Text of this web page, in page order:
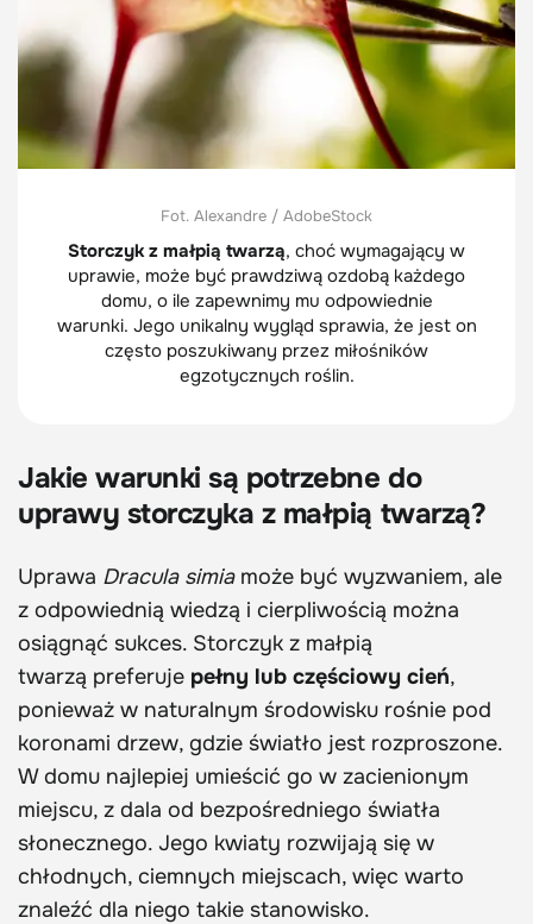
Fot. Alexandre / AdobeStock
Storczyk z małpią twarzą, choć wymagający w
uprawie, może być prawdziwą ozdobą każdego
domu, o ile zapewnimy mu odpowiednie
warunki. Jego unikalny wygląd sprawia, że jest on
często poszukiwany przez miłośników
egzotycznych roślin.
Jakie warunki są potrzebne do
uprawy storczyka z małpią twarzą?
Uprawa Dracula simiamoże być wyzwaniem, ale
z odpowiednią wiedzą i cierpliwością można
osiągnąć sukces. Storczyk z małpią
twarzą preferuje pełny lub częściowy cień,
ponieważ w naturalnym środowisku rośnie pod
koronami drzew, gdzie światło jest rozproszone.
W domu najlepiej umieścić go w zacienionym
miejscu, z dala od bezpośredniego światła
słonecznego. Jego kwiaty rozwijają się w
chłodnych, ciemnych miejscach, więc warto
znaleźć dla niego takie stanowisko.